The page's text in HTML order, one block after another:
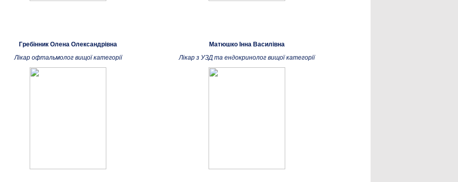
Гребінник Олена Олександрівна
Лікар офтальмолог вищої категорії
Матюшко Інна Василівна
Лікар з УЗД та ендокринолог вищої категорії